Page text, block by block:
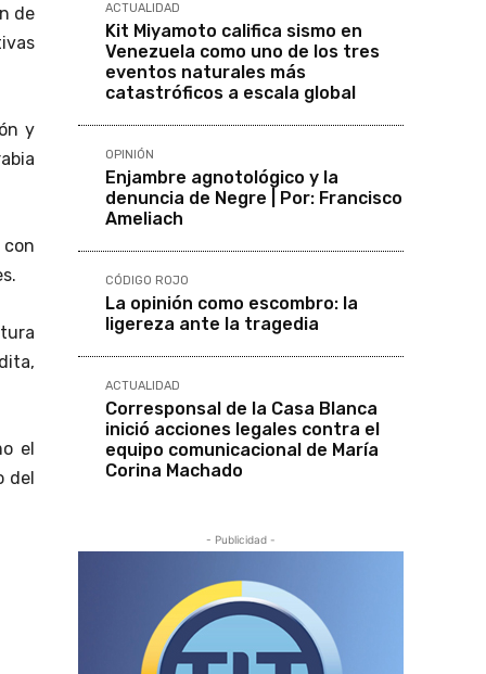
de
y
el
del
ACTUALIDAD
Kit Miyamoto califica sismo en
Venezuela como uno de los tres
eventos naturales más
catastróficos a escala global
OPINIÓN
Enjambre agnotológico y la
denuncia de Negre | Por: Francisco
Ameliach
CÓDIGO ROJO
La opinión como escombro: la
ligereza ante la tragedia
ACTUALIDAD
Corresponsal de la Casa Blanca
inició acciones legales contra el
equipo comunicacional de María
Corina Machado
- Publicidad -